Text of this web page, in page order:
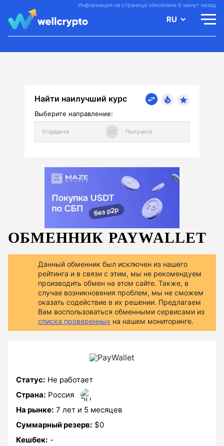
Информация на странице обновлена 6 минут назад
RU
Найти наилучший курс
Выберите направление:
ОБМЕННИК PAYWALLET
Данный обменник был исключен из нашего
рейтинга и в связи с этим, мы не рекомендуем
производить обмен на этом сайте. Также, в
случае возникновения проблем, мы не сможем
оказать содействие в их решении. Предлагаем
Вам воспользоваться обменными сервисами из
списка проверенных на нашем мониторинге.
Статус: Не работает
Страна: Россия
На рынке: 7 лет и 5 месяцев
Суммарный резерв: $0
Кешбек: -